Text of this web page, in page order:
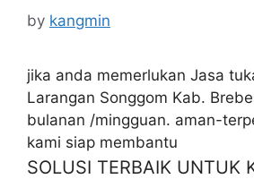
by kangmin
jika anda memerlukan Jasa
Larangan Songgom Kab.
bulanan /mingguan. aman-
kami siap membantu
SOLUSI TERBAIK UNTUK